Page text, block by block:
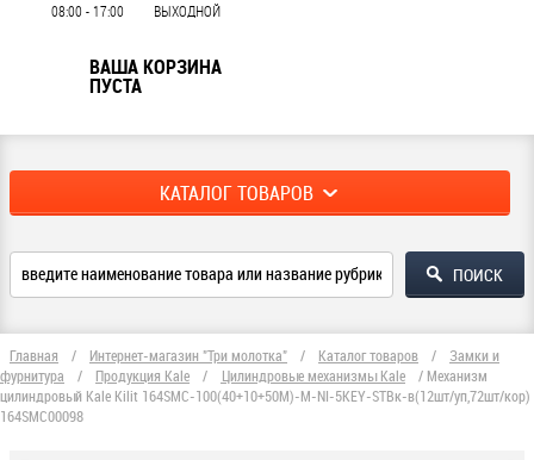
08:00 - 17:00 ВЫХОДНОЙ
ВАША КОРЗИНА
ПУСТА
КАТАЛОГ ТОВАРОВ
Главная / Интернет-магазин "Три молотка" / Каталог товаров /
Замки и
фурнитура
/ Продукция Kale / Цилиндровые механизмы Kale / Механизм
цилиндровый Kale Kilit 164SMC-100(40+10+50M)-M-NI-5KEY-STBк-в(12шт/уп,72шт/кор)
164SMC00098